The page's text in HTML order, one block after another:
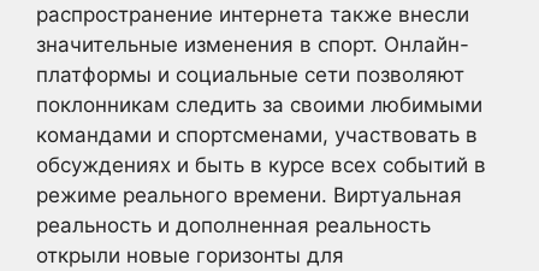
распространение интернета также внесли
значительные изменения в спорт. Онлайн-
платформы и социальные сети позволяют
поклонникам следить за своими любимыми
командами и спортсменами, участвовать в
обсуждениях и быть в курсе всех событий в
режиме реального времени. Виртуальная
реальность и дополненная реальность
открыли новые горизонты для